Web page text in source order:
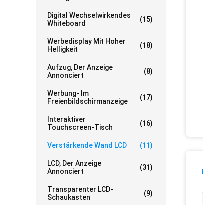
Digital Wechselwirkendes
Whiteboard
(15)
Werbedisplay Mit Hoher
Helligkeit
(18)
Aufzug, Der Anzeige
Annonciert
(8)
Werbung- Im
Freienbildschirmanzeige
(17)
Interaktiver
Touchscreen-Tisch
(16)
Verstärkende Wand LCD (11)
LCD, Der Anzeige
Annonciert
(31)
Transparenter LCD-
Schaukasten
(9)